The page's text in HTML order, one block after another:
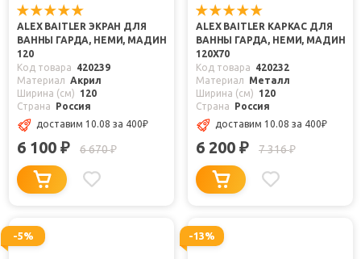
ALEX BAITLER ЭКРАН ДЛЯ
ВАННЫ ГАРДА, НЕМИ, МАДИН
120
Код товара
420239
Материал
Акрил
Ширина (см)
120
Страна
Россия
доставим 10.08 за 400₽
6 100 ₽ 6 670₽
ALEX BAITLER КАРКАС ДЛЯ
ВАННЫ ГАРДА, НЕМИ, МАДИН
120Х70
Код товара
420232
Материал
Металл
Ширина (см)
120
Страна
Россия
доставим 10.08 за 400₽
6 200 ₽ 7 316₽
-5% -13%